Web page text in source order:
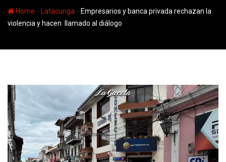
Home - Latacunga - Empresarios y banca privada rechazan la
violencia y hacen llamado al diálogo